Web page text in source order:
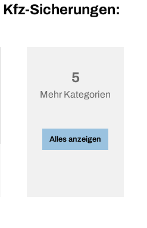
Kfz-Sicherungen:
5
Mehr Kategorien
Alles anzeigen